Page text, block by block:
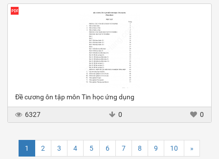
Đề cương ôn tập môn Tin học ứng dụng
6327 0 0
1 2 3 4 5 6 7 8 9 10 »